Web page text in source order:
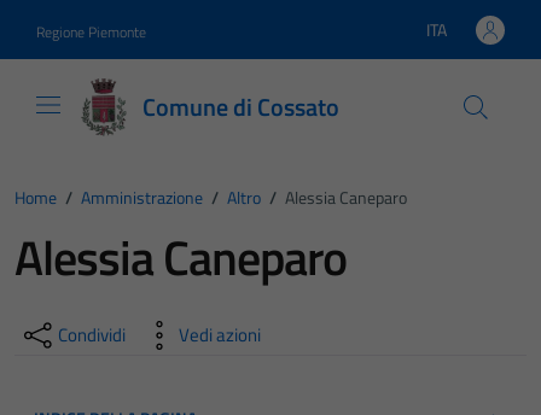
Regione Piemonte Lingua attiva:
ITA
Comune di Cossato
Home / Amministrazione / Altro / Alessia Caneparo
Alessia Caneparo
Condividi Vedi azioni